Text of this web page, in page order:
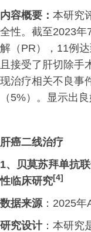
内容概要： 本研究
全性。截至2023年
解（PR），11例
且接受了肝切除手
现治疗相关不良事
（5%）。显示出
肝癌二线治疗
1、
贝莫苏拜单抗
性临床研究[4]
数据来源：2025年
研究设计：本研究